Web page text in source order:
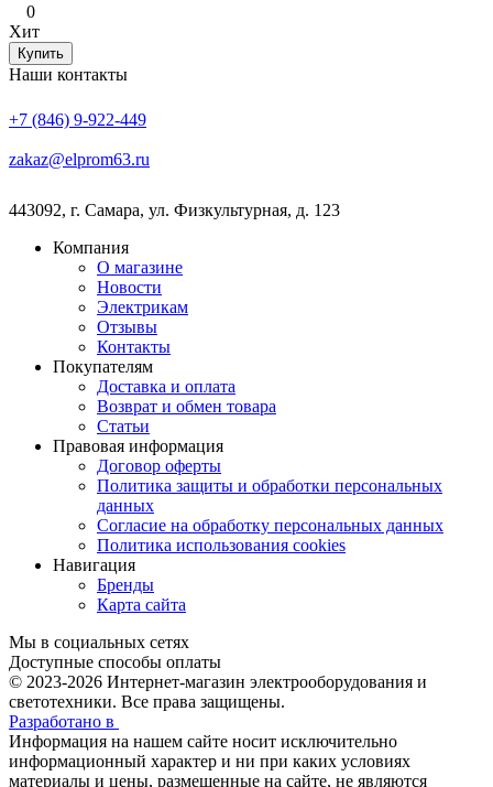
0
Хит
Купить
Наши контакты
+7 (846) 9-922-449
zakaz@elprom63.ru
443092, г. Самара, ул. Физкультурная, д. 123
Компания
О магазине
Новости
Электрикам
Отзывы
Контакты
Покупателям
Доставка и оплата
Возврат и обмен товара
Статьи
Правовая информация
Договор оферты
Политика защиты и обработки персональных
данных
Согласие на обработку персональных данных
Политика использования cookies
Навигация
Бренды
Карта сайта
Мы в социальных сетях
Доступные способы оплаты
© 2023-2026 Интернет-магазин электрооборудования и
светотехники. Все права защищены.
Разработано в
Информация на нашем сайте носит исключительно
информационный характер и ни при каких условиях
материалы и цены, размещенные на сайте, не являются